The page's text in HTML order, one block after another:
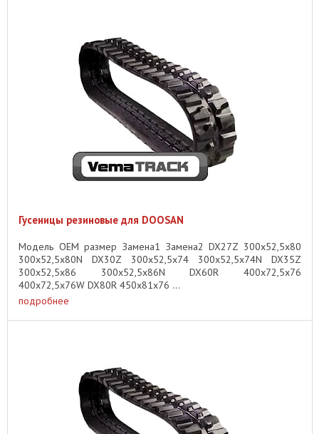
Гусеницы резиновые для DOOSAN
Модель OEM размер Замена1 Замена2 DX27Z 300x52,5x80
300x52,5x80N DX30Z 300x52,5x74 300x52,5x74N DX35Z
300x52,5x86 300x52,5x86N DX60R 400x72,5x76
400x72,5x76W DX80R 450x81x76 ...
подробнее